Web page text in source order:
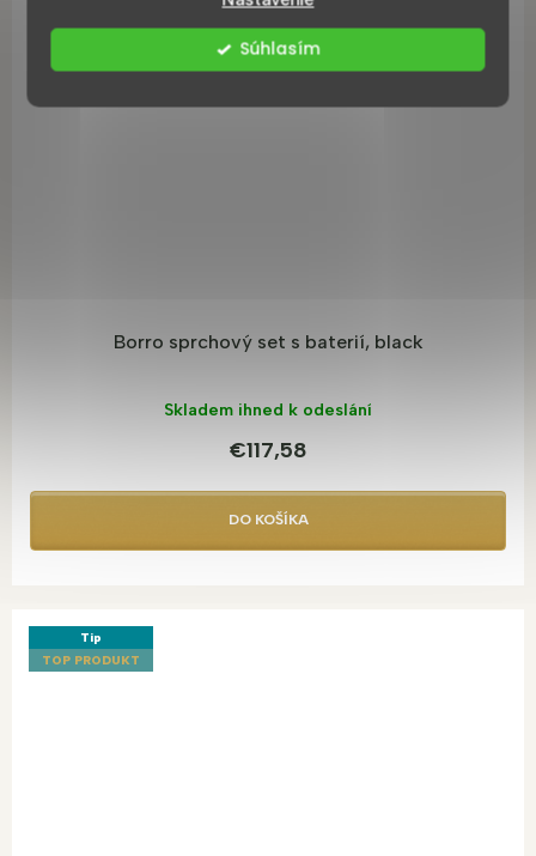
Súhlasím
Borro sprchový set s baterií, black
Skladem ihned k odeslání
€117,58
DO KOŠÍKA
Tip
TOP PRODUKT